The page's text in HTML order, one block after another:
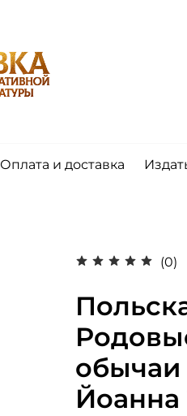
Оплата и доставка
(0)
обычаи
Йоанна